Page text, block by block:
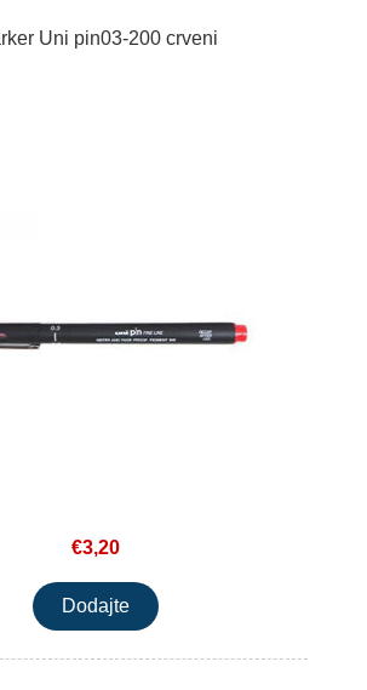
Uni pin03-200 crveni
€3,20